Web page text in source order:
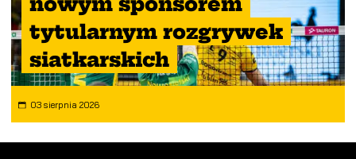
tytularnym rozgrywek
siatkarskich
03 sierpnia 2026